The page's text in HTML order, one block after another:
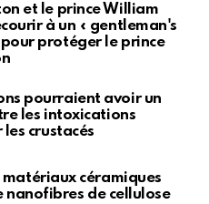
et le prince William
à un « gentleman's
protéger le prince
pourraient avoir un
les intoxications
crustacés
céramiques
nanofibres de cellulose